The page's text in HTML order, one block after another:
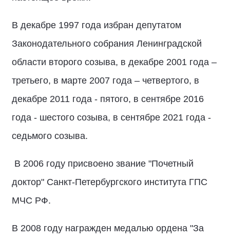
В декабре 1997 года избран депутатом
Законодательного собрания Ленинградской
области второго созыва, в декабре 2001 года –
третьего, в марте 2007 года – четвертого, в
декабре 2011 года - пятого, в сентябре 2016
года - шестого созыва, в сентябре 2021 года -
седьмого созыва.
В 2006 году присвоено звание "Почетный
доктор" Санкт-Петербургского института ГПС
МЧС РФ.
В 2008 году награжден медалью ордена "За